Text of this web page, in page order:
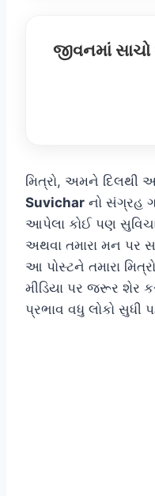
જીવનમાં સાચો
મિત્રો, અમને
Suvichar નો સંગ્રહ
આપેલા કોઈ પણ
અથવા તમારા મન પર
આ પોસ્ટને તમારા
મીડિયા પર જરૂર શેર
પ્રભાવ વધુ લોકો સુધી